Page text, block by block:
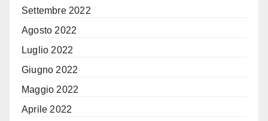
Settembre 2022
Agosto 2022
Luglio 2022
Giugno 2022
Maggio 2022
Aprile 2022